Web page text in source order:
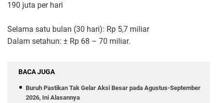
190 juta per hari
Selama satu bulan (30 hari): Rp 5,7 miliar
Dalam setahun: ± Rp 68 – 70 miliar.
BACA JUGA
Buruh Pastikan Tak Gelar Aksi Besar pada Agustus-September
2026, Ini Alasannya